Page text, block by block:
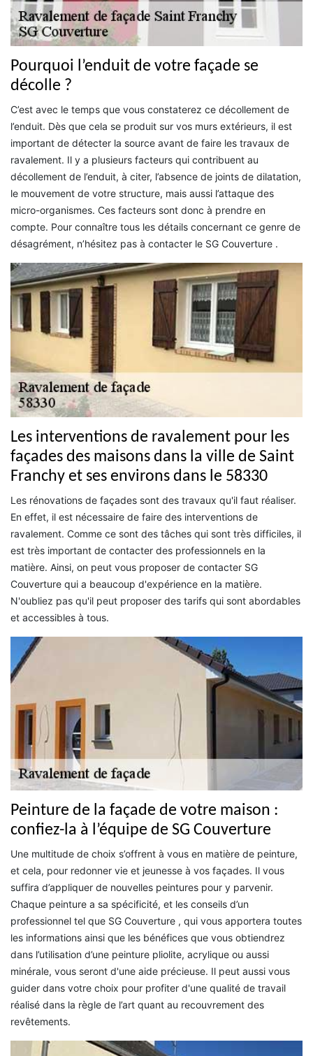
Pourquoi l’enduit de votre façade se
décolle ?
C’est avec le temps que vous constaterez ce décollement de
l’enduit. Dès que cela se produit sur vos murs extérieurs, il est
important de détecter la source avant de faire les travaux de
ravalement. Il y a plusieurs facteurs qui contribuent au
décollement de l’enduit, à citer, l’absence de joints de dilatation,
le mouvement de votre structure, mais aussi l’attaque des
micro-organismes. Ces facteurs sont donc à prendre en
compte. Pour connaître tous les détails concernant ce genre de
désagrément, n’hésitez pas à contacter le SG Couverture .
Les interventions de ravalement pour les
façades des maisons dans la ville de Saint
Franchy et ses environs dans le 58330
Les rénovations de façades sont des travaux qu'il faut réaliser.
En effet, il est nécessaire de faire des interventions de
ravalement. Comme ce sont des tâches qui sont très difficiles, il
est très important de contacter des professionnels en la
matière. Ainsi, on peut vous proposer de contacter SG
Couverture qui a beaucoup d'expérience en la matière.
N'oubliez pas qu'il peut proposer des tarifs qui sont abordables
et accessibles à tous.
Peinture de la façade de votre maison :
confiez-la à l’équipe de SG Couverture
Une multitude de choix s’offrent à vous en matière de peinture,
et cela, pour redonner vie et jeunesse à vos façades. Il vous
suffira d’appliquer de nouvelles peintures pour y parvenir.
Chaque peinture a sa spécificité, et les conseils d’un
professionnel tel que SG Couverture , qui vous apportera toutes
les informations ainsi que les bénéfices que vous obtiendrez
dans l’utilisation d’une peinture pliolite, acrylique ou aussi
minérale, vous seront d'une aide précieuse. Il peut aussi vous
guider dans votre choix pour profiter d'une qualité de travail
réalisé dans la règle de l’art quant au recouvrement des
revêtements.